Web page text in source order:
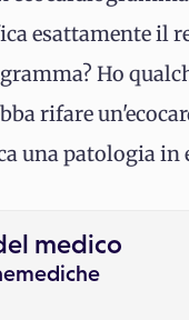
esattamente il
Ho
rifare
una patologia in
medico